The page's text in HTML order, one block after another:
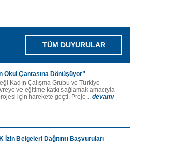
TÜM DUYURULAR
Çantasına Dönüşüyor”
Kadın Çalışma Grubu ve Türkiye
ve eğitime katkı sağlamak amacıyla
için harekete geçti. Proje... devamı
İzin Belgeleri Dağıtımı Başvuruları